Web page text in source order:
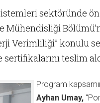
sektöründe
Mühendisliği
Verimliliği” konulu
teslim
Program
Ayhan Umay,